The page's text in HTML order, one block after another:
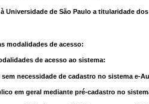
Universidade de São Paulo a titularidade
modalidades de acesso:
de acesso ao sistema:
necessidade de cadastro no sistema e-
em geral mediante pré-cadastro no